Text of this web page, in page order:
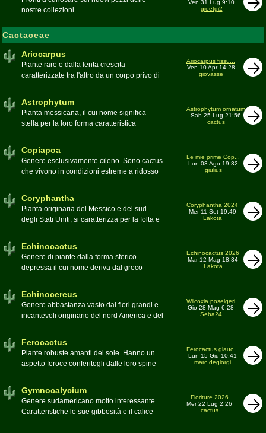
nostre collezioni
Ven 31 Lug 9:10
gioetgi2
Cactaceae
Ariocarpus
Piante rare e dalla lenta crescita
caratterizzate tra l'altro da un corpo privo di
alto rischio di scomparsa in habitat. Amanti
di terricci calcarei e ben drenati
Moderatore
Ariocarpus fissu...
Ven 10 Apr 14:28
giovasse
Astrophytum
Pianta messicana, il cui nome significa
stella per la loro forma caratteristica
Astrophytum ornatum
Sab 25 Lug 21:56
cactus
Copiapoa
Genere esclusivamente cileno. Sono cactus
che vivono in condizioni estreme a ridosso
ModeratoreLuca
Le mie prime Cop...
Lun 03 Ago 19:32
giulius
Coryphantha
Pianta originaria del Messico e del sud
degli Stati Uniti, si caratterizza per la folta e
ànthos (fiore) per via dei suoi fiori che
spuntano sulla cima della pianta
Moderatore
Coryphantha 2024
Mer 11 Set 19:49
Lakota
Echinocactus
Genere di piante dalla forma sferico
depressa il cui nome deriva dal greco
denominati cactus barile per il loro notevole
pessimo
Echinocactus 2026
Mar 12 Mag 18:34
Lakota
Echinocereus
Genere abbastanza vasto dai fiori grandi e
incantevoli originario del nord America e del
Wilcoxia poselgeri
Gio 28 Mag 6:28
Seba24
Ferocactus
Piante robuste amanti del sole. Hanno un
aspetto feroce conferitogli dalle loro spine
Ferocactus glauc...
Lun 15 Giu 10:41
marc.degiorgi
Gymnocalycium
Genere sudamericano molto interessante.
Caratteristiche le sue gibbosità e il calice
Fioriture 2026
Mer 22 Lug 2:26
cactus